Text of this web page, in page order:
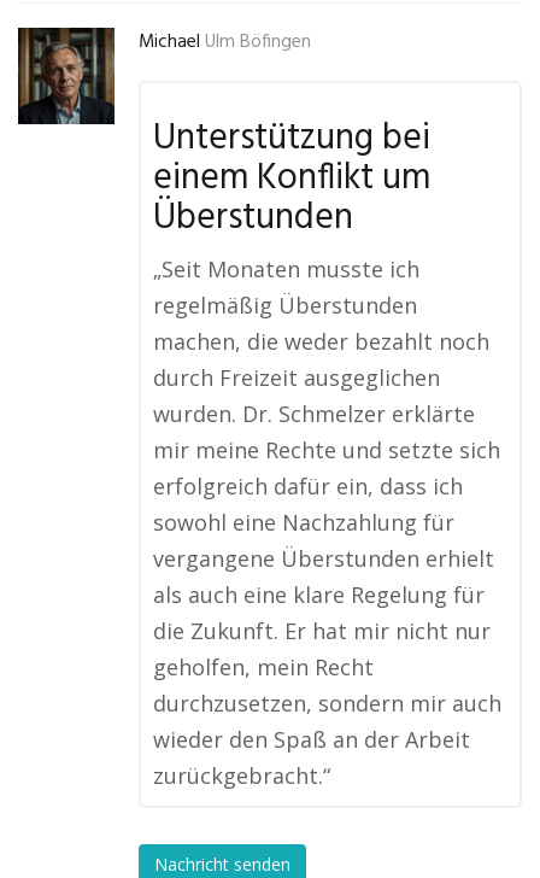
Michael Ulm Böfingen
Unterstützung bei
einem Konflikt um
Überstunden
„Seit Monaten musste ich
regelmäßig Überstunden
machen, die weder bezahlt noch
durch Freizeit ausgeglichen
wurden. Dr. Schmelzer erklärte
mir meine Rechte und setzte sich
erfolgreich dafür ein, dass ich
sowohl eine Nachzahlung für
vergangene Überstunden erhielt
als auch eine klare Regelung für
die Zukunft. Er hat mir nicht nur
geholfen, mein Recht
durchzusetzen, sondern mir auch
wieder den Spaß an der Arbeit
zurückgebracht.“
Nachricht senden